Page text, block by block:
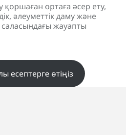
ортаға әсер ету,
әлеуметтік даму және
саласындағы жауапты
есептерге өтіңіз